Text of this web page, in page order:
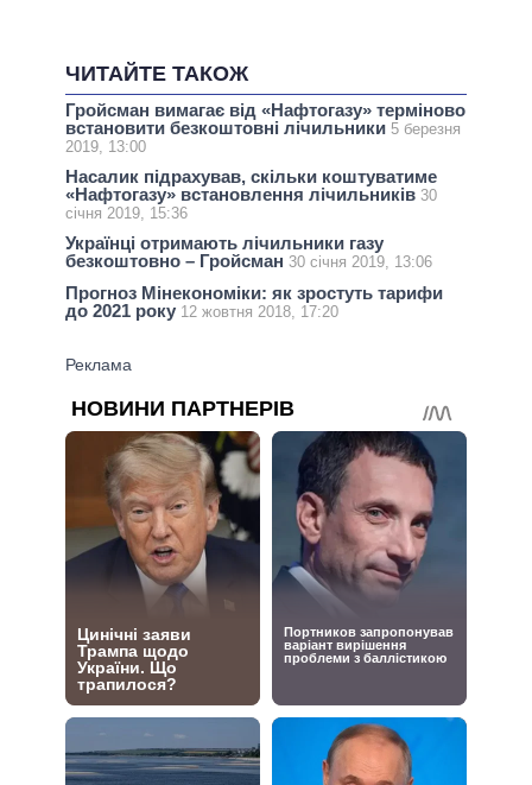
ЧИТАЙТЕ ТАКОЖ
Гройсман вимагає від «Нафтогазу» терміново
встановити безкоштовні лічильники 5 березня
2019, 13:00
Насалик підрахував, скільки коштуватиме
«Нафтогазу» встановлення лічильників 30
січня 2019, 15:36
Українці отримають лічильники газу
безкоштовно – Гройсман 30 січня 2019, 13:06
Прогноз Мінекономіки: як зростуть тарифи
до 2021 року 12 жовтня 2018, 17:20